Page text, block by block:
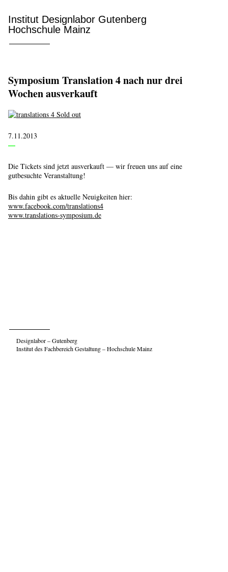
Institut Designlabor Gutenberg
Hochschule Mainz
Symposium Translation 4 nach nur drei
Wochen ausverkauft
7.11.2013
—
Die Tickets sind jetzt ausverkauft — wir freuen uns auf eine
gutbesuchte Veranstaltung!
Bis dahin gibt es aktuelle Neuigkeiten hier:
www.facebook.com/translations4
www.translations-symposium.de
Designlabor – Gutenberg
Institut des Fachbereich Gestaltung – Hochschule Mainz